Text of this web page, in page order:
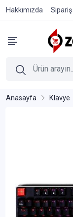
Hakkımızda
Anasayfa Klavye